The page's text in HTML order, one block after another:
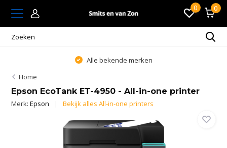
0 0
Alle bekende merken
Home
Epson EcoTank ET-4950 - All-in-one printer
Merk:Epson Bekijk alles All-in-one printers